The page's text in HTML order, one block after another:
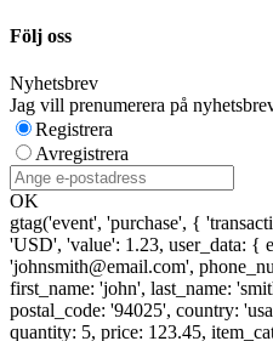
Följ oss
Nyhetsbrev
Jag vill prenumerera på
Registrera
Avregistrera
OK
gtag('event', 'purchase', {
'USD', 'value': 1.23, user_data: {
'johnsmith@email.com',
first_name: 'john', last_name:
postal_code: '94025', country:
quantity: 5, price: 123.45,